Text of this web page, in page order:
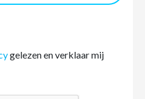
gelezen en verklaar mij